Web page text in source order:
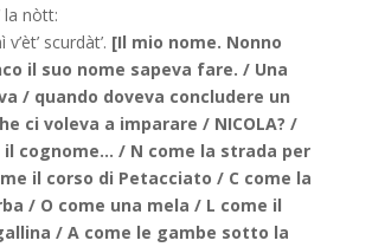
la nòtt:
scurdàt’. [Il mio nome. Nonno
il suo nome sapeva fare. / Una
/ quando doveva concludere un
ci voleva a imparare / NICOLA? /
il cognome… / N come la strada per
il corso di Petacciato / C come la
/ O come una mela / L come il
/ A come le gambe sotto la